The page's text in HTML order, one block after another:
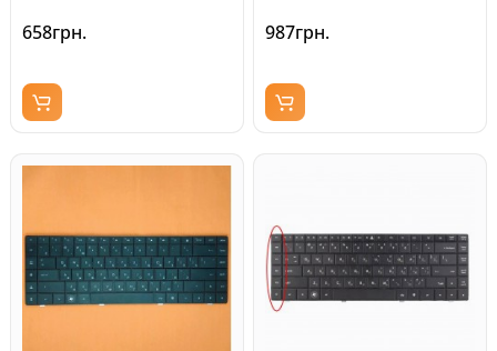
658грн. 987грн.